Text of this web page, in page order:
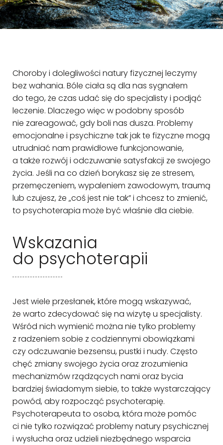
Choroby i dolegliwości natury fizycznej leczymy
bez wahania. Bóle ciała są dla nas sygnałem
do tego, że czas udać się do specjalisty i podjąć
leczenie. Dlaczego więc w podobny sposób
nie zareagować, gdy boli nas dusza. Problemy
emocjonalne i psychiczne tak jak te fizyczne mogą
utrudniać nam prawidłowe funkcjonowanie,
a także rozwój i odczuwanie satysfakcji ze swojego
życia. Jeśli na co dzień borykasz się ze stresem,
przemęczeniem, wypaleniem zawodowym, traumą
lub czujesz, że „coś jest nie tak” i chcesz to zmienić,
to psychoterapia może być właśnie dla ciebie.
Wskazania
do psychoterapii
Jest wiele przesłanek, które mogą wskazywać,
że warto zdecydować się na wizytę u specjalisty.
Wśród nich wymienić można nie tylko problemy
z radzeniem sobie z codziennymi obowiązkami
czy odczuwanie bezsensu, pustki i nudy. Często
chęć zmiany swojego życia oraz zrozumienia
mechanizmów rządzących nami oraz bycia
bardziej świadomym siebie, to także wystarczający
powód, aby rozpocząć psychoterapię.
Psychoterapeuta to osoba, która może pomóc
ci nie tylko rozwiązać problemy natury psychicznej
i wysłucha oraz udzieli niezbędnego wsparcia